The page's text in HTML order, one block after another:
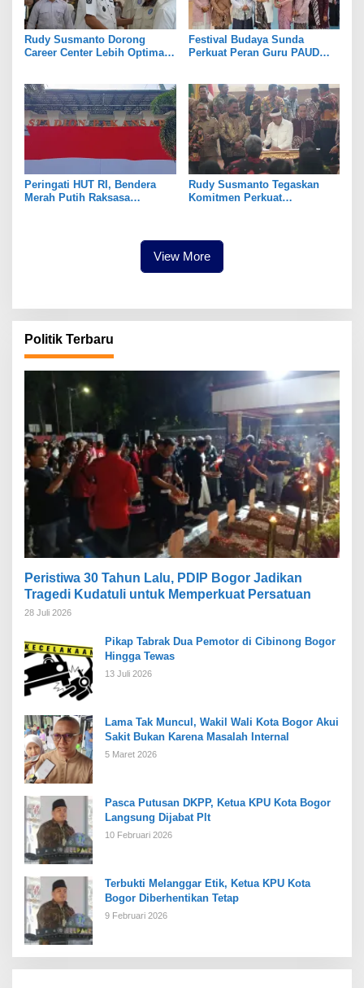
Rudy Susmanto Dorong
Career Center Lebih Optimal
Masyarakat
Festival Budaya Sunda
Perkuat Peran Guru PAUD
Peringati HUT RI, Bendera
Merah Putih Raksasa
Rudy Susmanto Tegaskan
Komitmen Perkuat
View More
Politik Terbaru
Peristiwa 30 Tahun Lalu, PDIP Bogor Jadikan
Tragedi Kudatuli untuk Memperkuat Persatuan
28 Juli 2026
Pikap Tabrak Dua Pemotor di Cibinong Bogor
Hingga Tewas
13 Juli 2026
Lama Tak Muncul, Wakil Wali Kota Bogor Akui
Sakit Bukan Karena Masalah Internal
5 Maret 2026
Pasca Putusan DKPP, Ketua KPU Kota Bogor
Langsung Dijabat Plt
10 Februari 2026
Terbukti Melanggar Etik, Ketua KPU Kota
Bogor Diberhentikan Tetap
9 Februari 2026